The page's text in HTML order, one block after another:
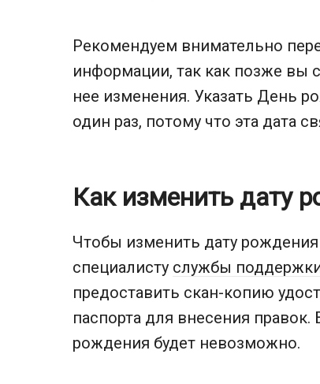
Рекомендуем внимательно
информации, так как позже вы
нее изменения. Указать День
один раз, потому что эта дата
Как изменить дату
Чтобы изменить дату рождения
специалисту службы
предоставить скан-копию
паспорта для внесения
рождения будет невозможно.